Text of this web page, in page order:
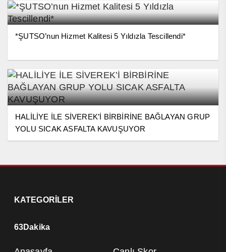
*ŞUTSO’nun Hizmet Kalitesi 5 Yıldızla Tescillendi*
HALİLİYE İLE SİVEREK’İ BİRBİRİNE BAĞLAYAN GRUP
YOLU SICAK ASFALTA KAVUŞUYOR
KATEGORİLER
63Dakika